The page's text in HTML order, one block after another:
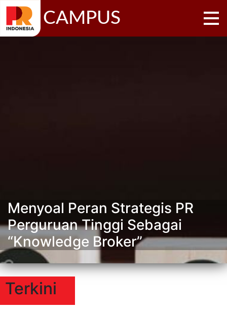
CAMPUS
Menyoal Peran Strategis PR
Perguruan Tinggi Sebagai
“Knowledge Broker”
Terkini